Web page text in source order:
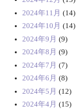
2024年11月 (14)
2024年10月 (14)
2024年9月 (9)
2024年8月 (9)
2024年7月 (7)
2024年6月 (8)
2024年5月 (12)
2024年4月 (15)